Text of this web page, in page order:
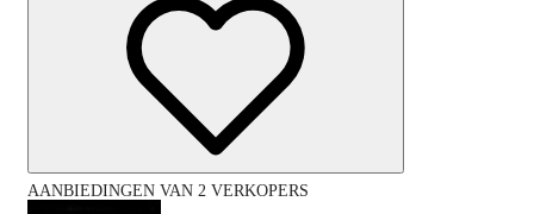
AANBIEDINGEN VAN 2 VERKOPERS